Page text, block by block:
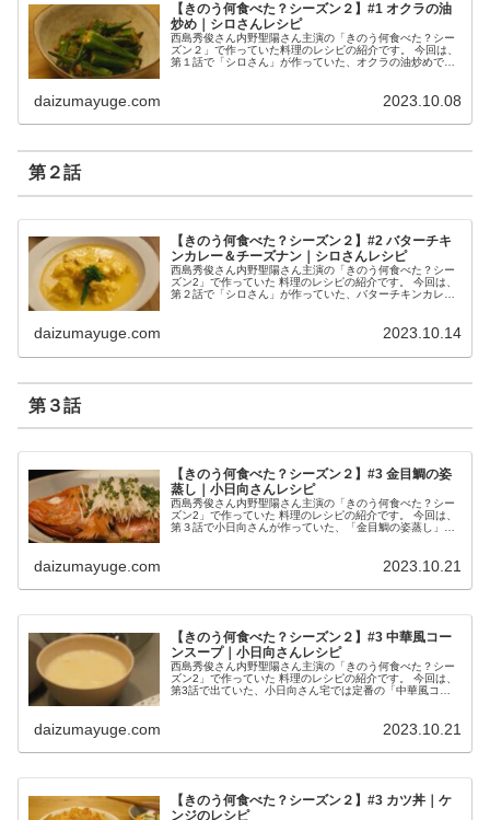
【きのう何食べた？シーズン２】#1 オクラの油
炒め｜シロさんレシピ
西島秀俊さん内野聖陽さん主演の「きのう何食べた？シー
ズン２」で作っていた料理のレシピの紹介です。 今回は、
第１話で「シロさん」が作っていた、オクラの油炒めで
daizumayuge.com 2023.10.08
第２話
【きのう何食べた？シーズン２】#2 バターチキ
ンカレー＆チーズナン｜シロさんレシピ
西島秀俊さん内野聖陽さん主演の「きのう何食べた？シー
ズン2」で作っていた 料理のレシピの紹介です。 今回は、
第２話で「シロさん」が作っていた、バターチキンカレー
daizumayuge.com 2023.10.14
第３話
【きのう何食べた？シーズン２】#3 金目鯛の姿
蒸し｜小日向さんレシピ
西島秀俊さん内野聖陽さん主演の「きのう何食べた？シー
ズン2」で作っていた 料理のレシピの紹介です。 今回は、
第３話で小日向さんが作っていた、「金目鯛の姿蒸し」で
daizumayuge.com 2023.10.21
【きのう何食べた？シーズン２】#3 中華風コー
ンスープ｜小日向さんレシピ
西島秀俊さん内野聖陽さん主演の「きのう何食べた？シー
ズン2」で作っていた 料理のレシピの紹介です。 今回は、
第3話で出ていた、小日向さん宅では定番の「中華風コー
daizumayuge.com 2023.10.21
【きのう何食べた？シーズン２】#3 カツ丼｜ケ
ンジのレシピ